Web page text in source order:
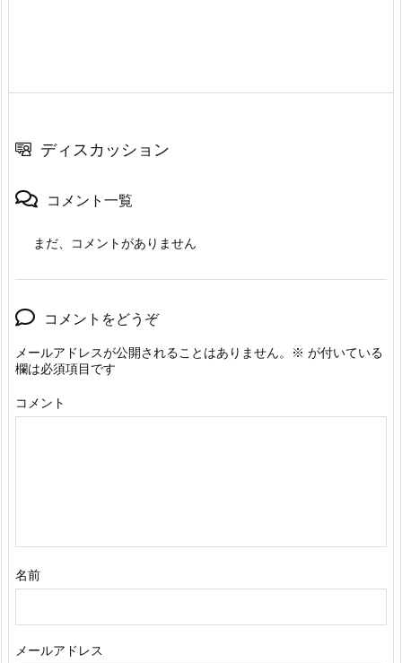
ディスカッション
コメント一覧
まだ、コメントがありません
コメントをどうぞ
メールアドレスが公開されることはありません。 ※ が付いている
欄は必須項目です
コメント
名前
メールアドレス